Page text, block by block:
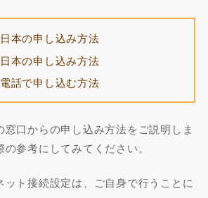
本の申し込み方法
本の申し込み方法
話で申し込む方法
窓口からの申し込み方法をご説明しま
参考にしてみてください。
ット接続設定は、ご自身で行うことに